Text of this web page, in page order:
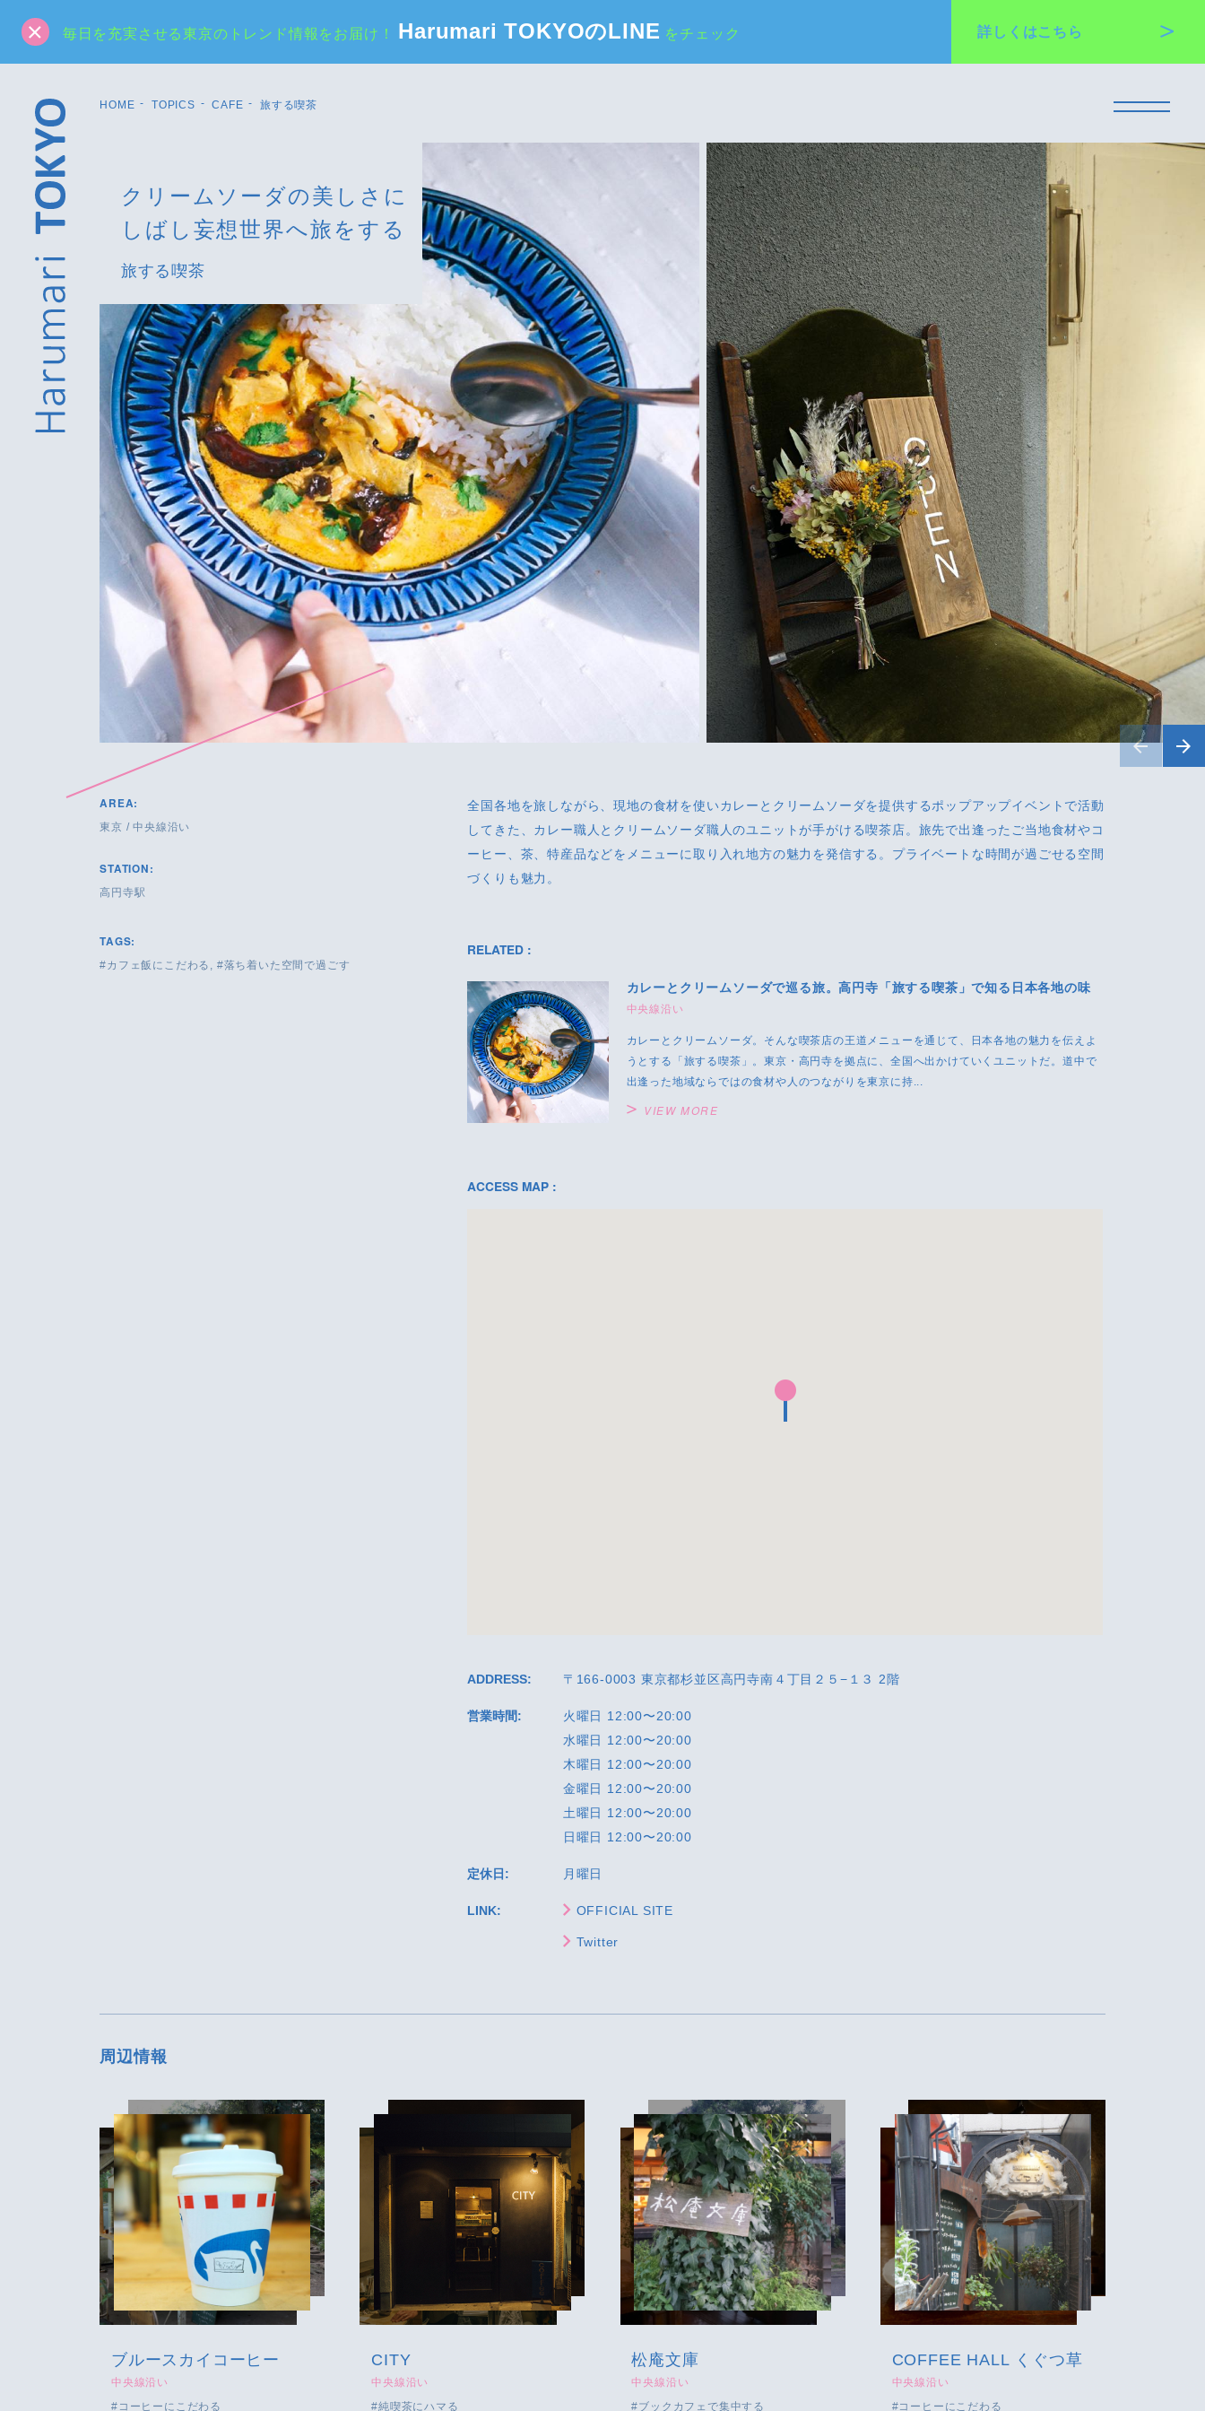
毎日を充実させる東京のトレンド情報をお届け！ Harumari TOKYOのLINE をチェック 詳しくはこちら
HOME TOPICS CAFE 旅する喫茶
クリームソーダの美しさに
しばし妄想世界へ旅をする
旅する喫茶
AREA:
東京 /中央線沿い
STATION:
高円寺駅
TAGS:
カフェ飯にこだわる 落ち着いた空間で過ごす
全国各地を旅しながら、現地の食材を使いカレーとクリームソーダを提供するポップアップイベントで活動
してきた、カレー職人とクリームソーダ職人のユニットが手がける喫茶店。旅先で出逢ったご当地食材やコ
ーヒー、茶、特産品などをメニューに取り入れ地方の魅力を発信する。プライベートな時間が過ごせる空間
づくりも魅力。
RELATED :
カレーとクリームソーダで巡る旅。高円寺「旅する喫茶」で知る日本各地の味
中央線沿い
カレーとクリームソーダ。そんな喫茶店の王道メニューを通じて、日本各地の魅力を伝えよ
うとする「旅する喫茶」。東京・高円寺を拠点に、全国へ出かけていくユニットだ。道中で
出逢った地域ならではの食材や人のつながりを東京に持...
VIEW MORE
ACCESS MAP :
ADDRESS: 〒166-0003 東京都杉並区高円寺南４丁目２５−１３ 2階
営業時間:
火曜日 12:00〜20:00
水曜日 12:00〜20:00
木曜日 12:00〜20:00
金曜日 12:00〜20:00
土曜日 12:00〜20:00
日曜日 12:00〜20:00
定休日: 月曜日
LINK: OFFICIAL SITE
Twitter
周辺情報
ブルースカイコーヒー
中央線沿い
コーヒーにこだわる
CITY
中央線沿い
純喫茶にハマる
松庵文庫
中央線沿い
ブックカフェで集中する
COFFEE HALL くぐつ草
中央線沿い
コーヒーにこだわる